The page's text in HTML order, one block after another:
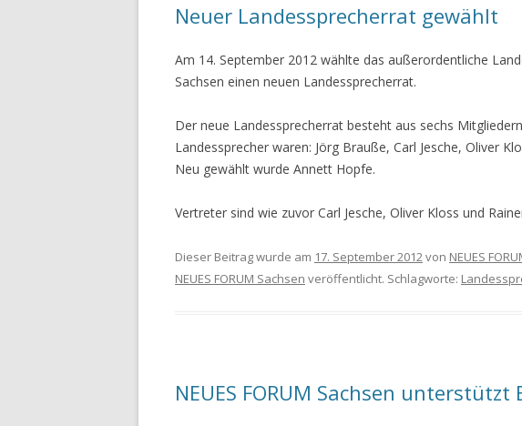
Neuer Landessprecherrat gewählt
Am 14. September 2012 wählte das außerordentliche
Sachsen einen neuen Landessprecherrat.
Der neue Landessprecherrat besteht aus sechs
Landessprecher waren: Jörg Brauße, Carl Jesche, Oliver
Neu gewählt wurde Annett Hopfe.
Vertreter sind wie zuvor Carl Jesche, Oliver Kloss und
Dieser Beitrag wurde am 17. September 2012von NEUES
NEUES FORUM Sachsen veröffentlicht. Schlagworte:
NEUES FORUM Sachsen